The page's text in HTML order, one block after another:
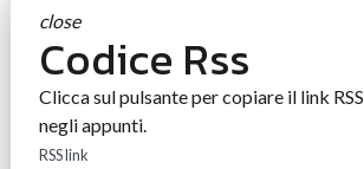
close
Codice Rss
Clicca sul pulsante per copiare il link RSS
negli appunti.
RSS link